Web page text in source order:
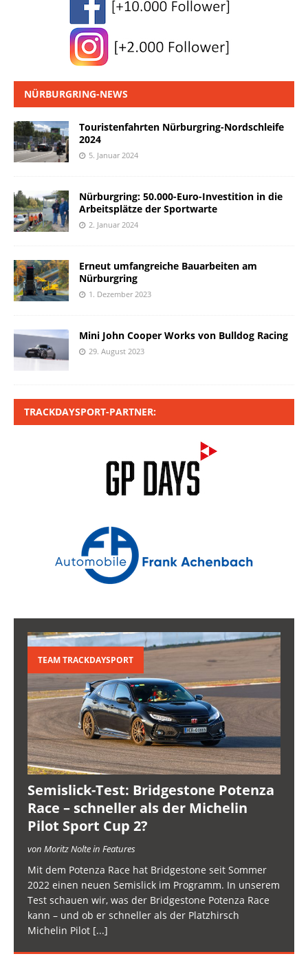
NÜRBURGRING-NEWS
Touristenfahrten Nürburgring-Nordschleife
2024
5. Januar 2024
Nürburgring: 50.000-Euro-Investition in die
Arbeitsplätze der Sportwarte
2. Januar 2024
Erneut umfangreiche Bauarbeiten am
Nürburgring
1. Dezember 2023
Mini John Cooper Works von Bulldog Racing
29. August 2023
TRACKDAYSPORT-PARTNER:
TEAM TRACKDAYSPORT
Semislick-Test: Bridgestone Potenza
Race – schneller als der Michelin
Pilot Sport Cup 2?
von Moritz Nolte in Features
Mit dem Potenza Race hat Bridgestone seit Sommer
2022 einen neuen Semislick im Programm. In unserem
Test schauen wir, was der Bridgestone Potenza Race
kann – und ob er schneller als der Platzhirsch
Michelin Pilot [...]